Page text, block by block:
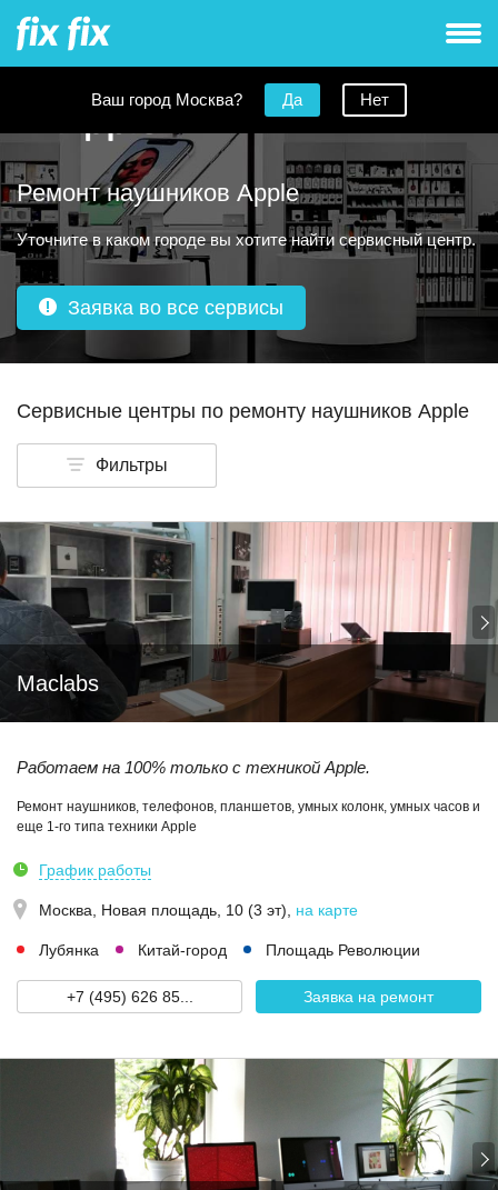
Ваш город Москва? Да Нет
Ремонт наушников Apple
Уточните в каком городе вы хотите найти сервисный центр.
Заявка во все сервисы
Сервисные центры по ремонту наушников Apple
Фильтры
Maclabs
Работаем на 100% только с техникой Apple.
Ремонт наушников, телефонов, планшетов, умных колонк, умных часов и
еще 1-го типа техники Apple
График работы
Москва, Новая площадь, 10 (3 эт) на карте
Лубянка Китай-город Площадь Революции
+7 (495) 626 85... Заявка на ремонт